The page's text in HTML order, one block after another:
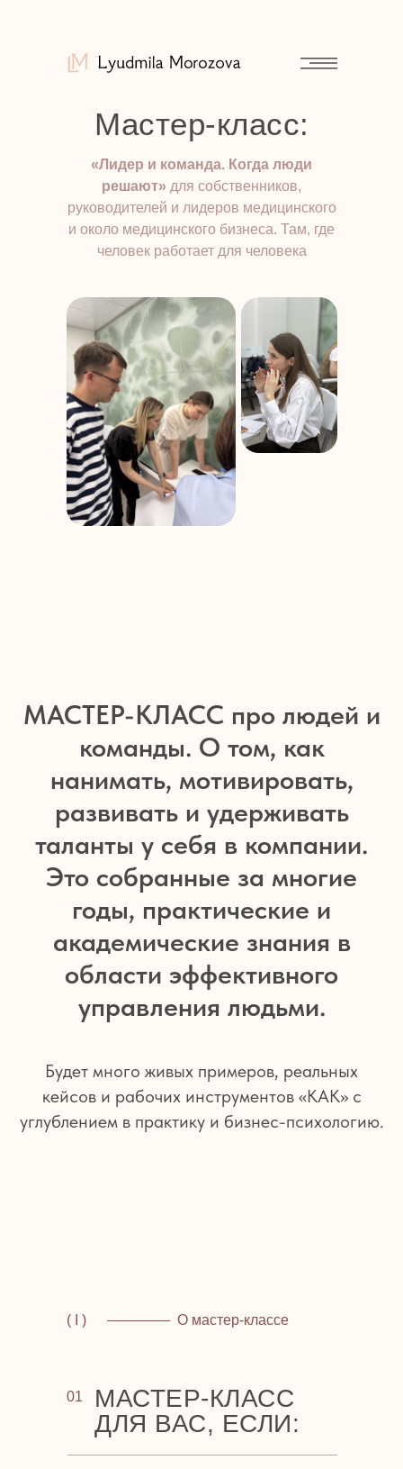
Мастер-класс:
«Лидер и команда. Когда люди
решают» для собственников,
руководителей и лидеров медицинского
и около медицинского бизнеса. Там, где
человек работает для человека
МАСТЕР-КЛАСС про людей и
команды. О том, как
нанимать, мотивировать,
развивать и удерживать
таланты у себя в компании.
Это собранные за многие
годы, практические и
академические знания в
области эффективного
управления людьми.
Будет много живых примеров, реальных
кейсов и рабочих инструментов «КАК» с
углублением в практику и бизнес-психологию.
( I ) О мастер-классе
МАСТЕР-КЛАСС
ДЛЯ ВАС, ЕСЛИ:
01